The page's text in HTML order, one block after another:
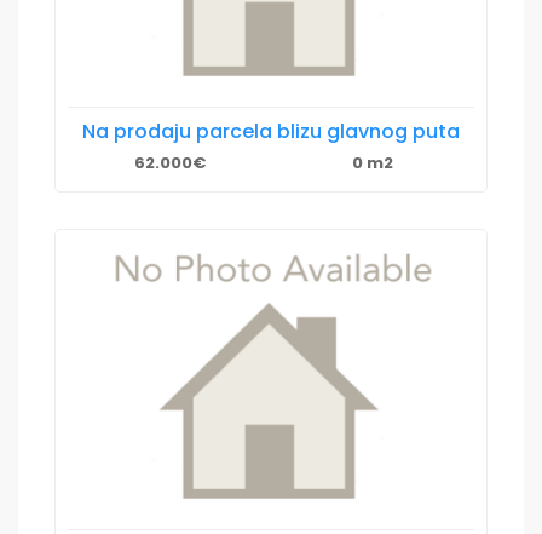
Na prodaju parcela blizu glavnog puta
62.000€ 0 m2